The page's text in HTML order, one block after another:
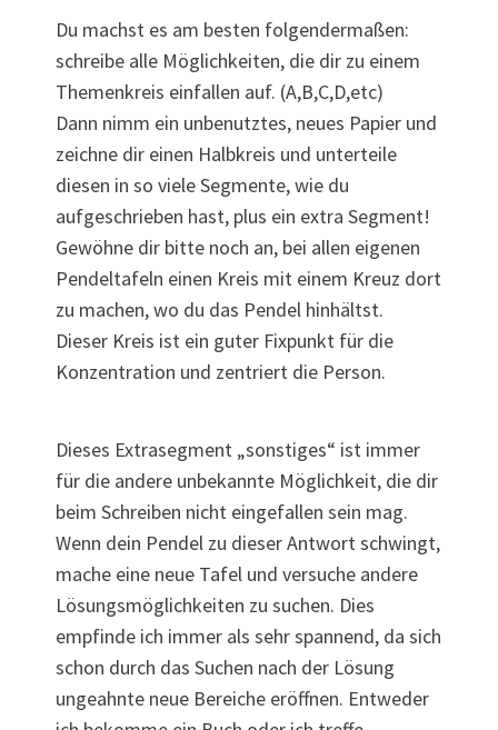
Du machst es am besten folgendermaßen:
schreibe alle Möglichkeiten, die dir zu einem
Themenkreis einfallen auf. (A,B,C,D,etc)
Dann nimm ein unbenutztes, neues Papier und
zeichne dir einen Halbkreis und unterteile
diesen in so viele Segmente, wie du
aufgeschrieben hast, plus ein extra Segment!
Gewöhne dir bitte noch an, bei allen eigenen
Pendeltafeln einen Kreis mit einem Kreuz dort
zu machen, wo du das Pendel hinhältst.
Dieser Kreis ist ein guter Fixpunkt für die
Konzentration und zentriert die Person.
Dieses Extrasegment „sonstiges“ ist immer
für die andere unbekannte Möglichkeit, die dir
beim Schreiben nicht eingefallen sein mag.
Wenn dein Pendel zu dieser Antwort schwingt,
mache eine neue Tafel und versuche andere
Lösungsmöglichkeiten zu suchen. Dies
empfinde ich immer als sehr spannend, da sich
schon durch das Suchen nach der Lösung
ungeahnte neue Bereiche eröffnen. Entweder